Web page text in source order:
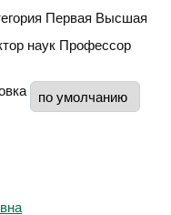
Первая Высшая
наук Профессор